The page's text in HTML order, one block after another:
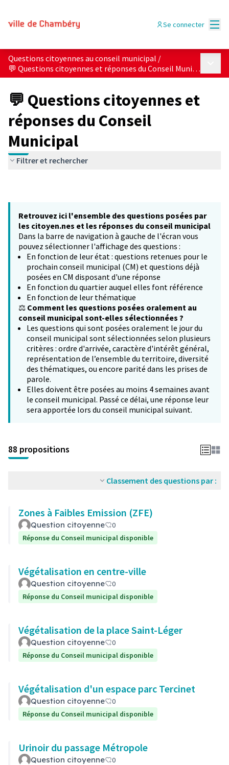
Se connecter
Questions citoyennes au conseil municipal /
💬 Questions citoyennes et réponses du Conseil Municipal
💬 Questions citoyennes et
réponses du Conseil
Municipal
Filtrer et rechercher
Retrouvez ici l'ensemble des questions posées par
les citoyen.nes et les réponses du conseil municipal
Dans la barre de navigation à gauche de l'écran vous
pouvez sélectionner l'affichage des questions :
En fonction de leur état : questions retenues pour le
prochain conseil municipal (CM) et questions déjà
posées en CM disposant d'une réponse
En fonction du quartier auquel elles font référence
En fonction de leur thématique
⚖️ Comment les questions posées oralement au
conseil municipal sont-elles sélectionnées ?
Les questions qui sont posées oralement le jour du
conseil municipal sont sélectionnées selon plusieurs
critères : ordre d'arrivée, caractère d'intérêt général,
représentation de l’ensemble du territoire, diversité
des thématiques, ou encore parité dans les prises de
parole.
Elles doivent être posées au moins 4 semaines avant
le conseil municipal. Passé ce délai, une réponse leur
sera apportée lors du conseil municipal suivant.
88 propositions
Classement des questions par :
Zones à Faibles Emission (ZFE)
Question citoyenne
0
Réponse du Conseil municipal disponible
Végétalisation en centre-ville
Question citoyenne
0
Réponse du Conseil municipal disponible
Végétalisation de la place Saint-Léger
Question citoyenne
0
Réponse du Conseil municipal disponible
Végétalisation d'un espace parc Tercinet
Question citoyenne
0
Réponse du Conseil municipal disponible
Urinoir du passage Métropole
Question citoyenne
0